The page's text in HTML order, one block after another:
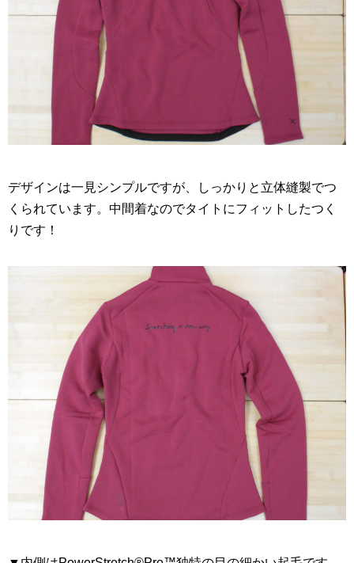
デザインは一見シンプルですが、しっかりと立体縫製でつ
くられています。中間着なのでタイトにフィットしたつく
りです！